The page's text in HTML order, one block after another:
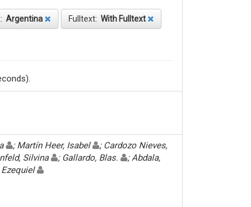
Argentina Fulltext: With Fulltext
; Martín Heer, Isabel
; Cardozo Nieves,
Silvina ; Gallardo, Blas.
; Abdala,
Ezequiel